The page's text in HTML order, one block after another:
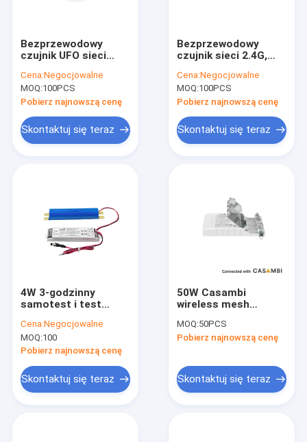
Bezprzewodowy
czujnik UFO sieci
priorytetu światła
dziennego, wyjście
ściemniania 0-10V
Cena:Negocjowalne
MOQ:100PCS
Pobierz najnowszą cenę
Skontaktuj się teraz
Bezprzewodowy
czujnik sieci 2.4G,
światła dziennego dla
UFO, maksymalna
wysokość montażu
12m
Cena:Negocjowalne
MOQ:100PCS
Pobierz najnowszą cenę
Skontaktuj się teraz
4W 3-godzinny
samotest i test
zestaw awaryjny LED
z 5-letnią gwarancją
na baterię LifePO4
Cena:Negocjowalne
MOQ:100
Pobierz najnowszą cenę
Skontaktuj się teraz
50W Casambi
wireless mesh
for constant current
load with 5 years
MOQ:50PCS
Pobierz najnowszą cenę
Skontaktuj się teraz